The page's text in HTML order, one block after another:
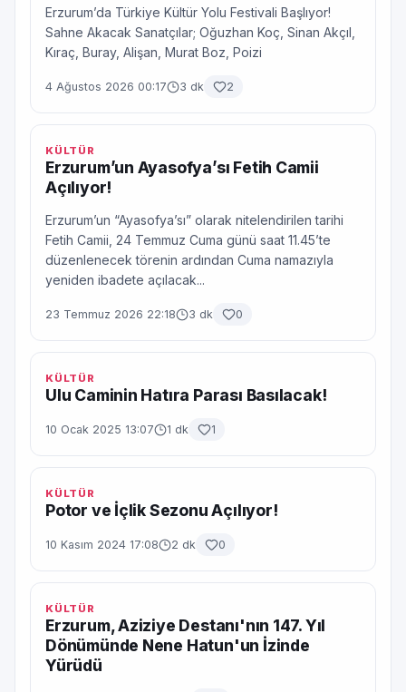
Erzurum’da Türkiye Kültür Yolu Festivali Başlıyor!
Sahne Akacak Sanatçılar; Oğuzhan Koç, Sinan Akçıl,
Kıraç, Buray, Alişan, Murat Boz, Poizi
4 Ağustos 2026 00:17 3 dk 2
KÜLTÜR
Erzurum’un Ayasofya’sı Fetih Camii
Açılıyor!
Erzurum’un “Ayasofya’sı” olarak nitelendirilen tarihi
Fetih Camii, 24 Temmuz Cuma günü saat 11.45’te
düzenlenecek törenin ardından Cuma namazıyla
yeniden ibadete açılacak...
23 Temmuz 2026 22:18 3 dk 0
KÜLTÜR
Ulu Caminin Hatıra Parası Basılacak!
10 Ocak 2025 13:07 1 dk 1
KÜLTÜR
Potor ve İçlik Sezonu Açılıyor!
10 Kasım 2024 17:08 2 dk 0
KÜLTÜR
Erzurum, Aziziye Destanı'nın 147. Yıl
Dönümünde Nene Hatun'un İzinde
Yürüdü